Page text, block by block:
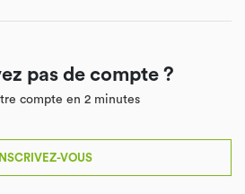
pas de compte ?
compte en 2 minutes
INSCRIVEZ-VOUS